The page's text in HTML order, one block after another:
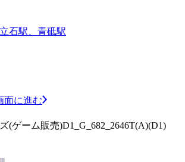
石駅、青砥駅
面に進む
(ゲーム販売)D1_G_682_2646T(A)(D1)